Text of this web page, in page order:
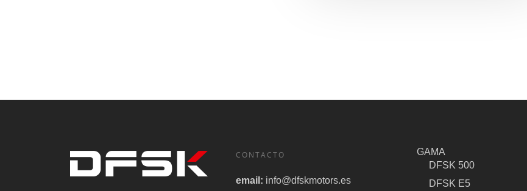
CONTACTO
email: info@dfskmotors.es
GAMA
DFSK 500
DFSK E5